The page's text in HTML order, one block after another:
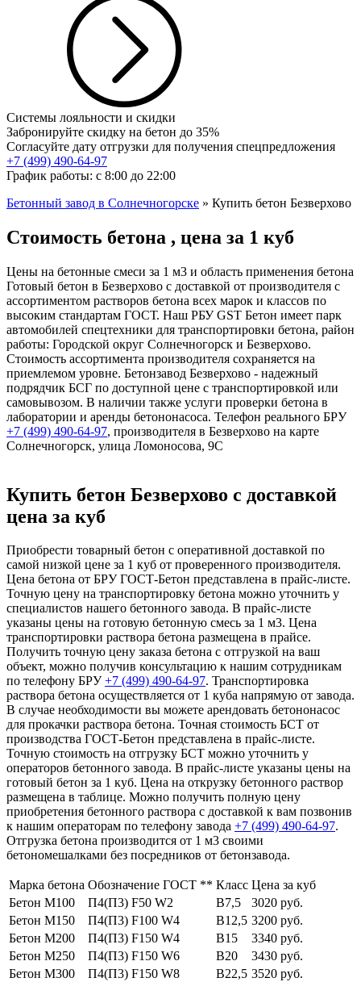
Системы лояльности и скидки
Забронируйте скидку на бетон до 35%
Согласуйте дату отгрузки для получения спецпредложения
+7 (499) 490-64-97
График работы: с 8:00 до 22:00
Бетонный завод в Солнечногорске » Купить бетон Безверхово
Стоимость бетона , цена за 1 куб
Цены на бетонные смеси за 1 м3 и область применения бетона
Готовый бетон в Безверхово с доставкой от производителя с
ассортиментом растворов бетона всех марок и классов по
высоким стандартам ГОСТ. Наш РБУ GST Бетон имеет парк
автомобилей спецтехники для транспортировки бетона, район
работы: Городской округ Солнечногорск и Безверхово.
Стоимость ассортимента производителя сохраняется на
приемлемом уровне. Бетонзавод Безверхово - надежный
подрядчик БСГ по доступной цене с транспортировкой или
самовывозом. В наличии также услуги проверки бетона в
лаборатории и аренды бетононасоса. Телефон реального БРУ
+7 (499) 490-64-97, производителя в Безверхово на карте
Солнечногорск, улица Ломоносова, 9С
Купить бетон Безверхово с доставкой
цена за куб
Приобрести товарный бетон с оперативной доставкой по
самой низкой цене за 1 куб от проверенного производителя.
Цена бетона от БРУ ГОСТ-Бетон представлена в прайс-листе.
Точную цену на транспортировку бетона можно уточнить у
специалистов нашего бетонного завода. В прайс-листе
указаны цены на готовую бетонную смесь за 1 м3. Цена
транспортировки раствора бетона размещена в прайсе.
Получить точную цену заказа бетона с отгрузкой на ваш
объект, можно получив консультацию к нашим сотрудникам
по телефону БРУ+7 (499) 490-64-97. Транспортировка
раствора бетона осуществляется от 1 куба напрямую от завода.
В случае необходимости вы можете арендовать бетононасос
для прокачки раствора бетона. Точная стоимость БСТ от
производства ГОСТ-Бетон представлена в прайс-листе.
Точную стоимость на отгрузку БСТ можно уточнить у
операторов бетонного завода. В прайс-листе указаны цены на
готовый бетон за 1 куб. Цена на открузку бетонного раствор
размещена в таблице. Можно получить полную цену
приобретения бетонного раствора с доставкой к вам позвонив
к нашим операторам по телефону завода +7 (499) 490-64-97.
Отгрузка бетона производится от 1 м3 своими
бетономешалками без посредников от бетонзавода.
Марка бетона Обозначение ГОСТ ** Класс Цена за куб
Бетон М100
П4(П3) F50 W2 В7,5
3020 руб.
Бетон М150
П4(П3) F100 W4 В12,5 3200 руб.
Бетон М200
П4(П3) F150 W4 В15
3340 руб.
Бетон М250
П4(П3) F150 W6 В20
3430 руб.
Бетон М300
П4(П3) F150 W8 В22,5 3520 руб.